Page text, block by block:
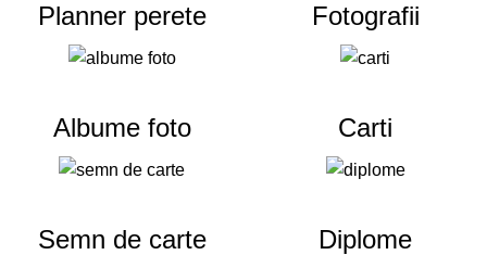
Planner perete Fotografii
Albume foto Carti
Semn de carte Diplome